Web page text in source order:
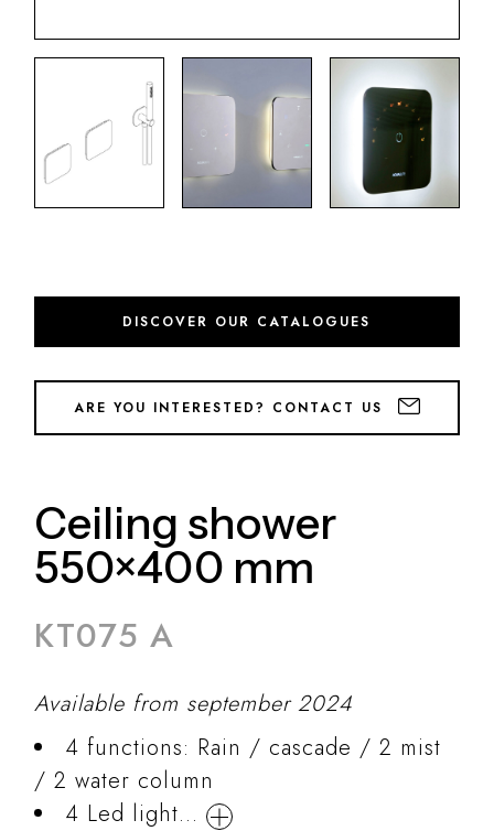
DISCOVER OUR CATALOGUES
ARE YOU INTERESTED? CONTACT US
Ceiling shower
550×400 mm
KT075 A
Available from september 2024
4 functions: Rain / cascade / 2 mist
/ 2 water column
4 Led light...